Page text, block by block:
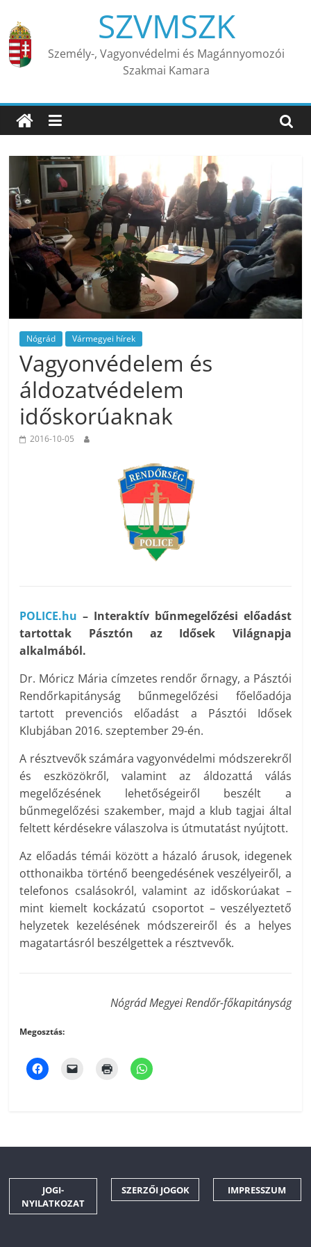
content
SZVMSZK
Személy-, Vagyonvédelmi és Magánnyomozói
Szakmai Kamara
Nógrád Vármegyei hírek
Vagyonvédelem és
áldozatvédelem
időskorúaknak
2016-10-05
POLICE.hu – Interaktív bűnmegelőzési előadást
tartottak Pásztón az Idősek Világnapja
alkalmából.
Dr. Móricz Mária címzetes rendőr őrnagy, a Pásztói
Rendőrkapitányság bűnmegelőzési főelőadója
tartott prevenciós előadást a Pásztói Idősek
Klubjában 2016. szeptember 29-én.
A résztvevők számára vagyonvédelmi módszerekről
és eszközökről, valamint az áldozattá válás
megelőzésének lehetőségeiről beszélt a
bűnmegelőzési szakember, majd a klub tagjai által
feltett kérdésekre válaszolva is útmutatást nyújtott.
Az előadás témái között a házaló árusok, idegenek
otthonaikba történő beengedésének veszélyeiről, a
telefonos csalásokról, valamint az időskorúakat –
mint kiemelt kockázatú csoportot – veszélyeztető
helyzetek kezelésének módszereiről és a helyes
magatartásról beszélgettek a résztvevők.
Nógrád Megyei Rendőr-főkapitányság
Megosztás:
JOGI-
NYILATKOZAT
SZERZŐI JOGOK IMPRESSZUM